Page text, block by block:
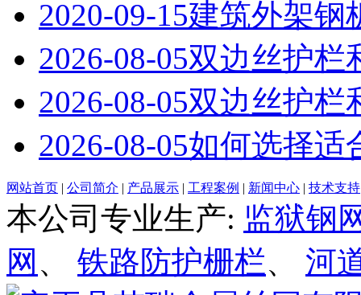
2020-09-15建筑外架钢
2026-08-05双边丝护栏
2026-08-05双边丝护栏
2026-08-05如何选择适
网站首页 | 公司简介 | 产品展示 | 工程案例 | 新闻中心 | 技术支持
本公司专业生产: 监狱钢
网 、 铁路防护栅栏、 河